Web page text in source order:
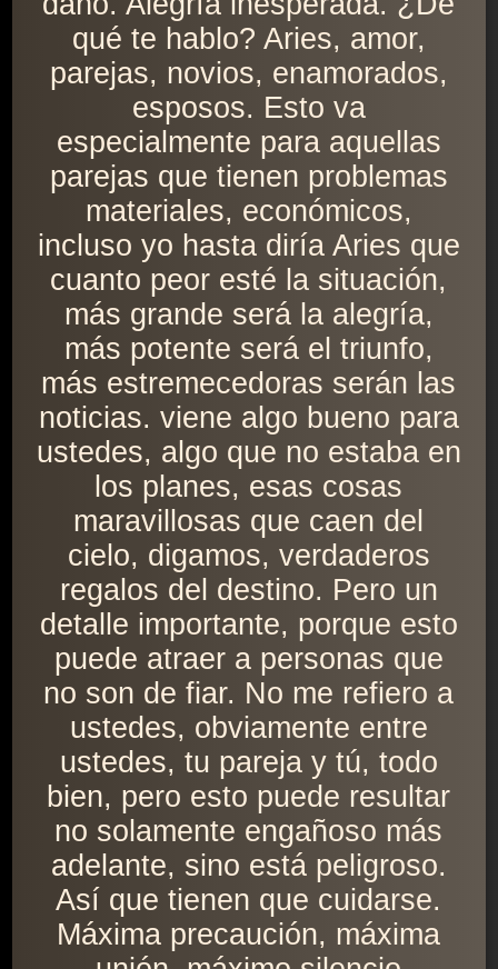
qué te hablo? Aries, amor,
parejas, novios, enamorados,
esposos. Esto va
especialmente para aquellas
parejas que tienen problemas
materiales, económicos,
incluso yo hasta diría Aries que
cuanto peor esté la situación,
más grande será la alegría,
más potente será el triunfo,
más estremecedoras serán las
noticias. viene algo bueno para
ustedes, algo que no estaba en
los planes, esas cosas
maravillosas que caen del
cielo, digamos, verdaderos
regalos del destino. Pero un
detalle importante, porque esto
puede atraer a personas que
no son de fiar. No me refiero a
ustedes, obviamente entre
ustedes, tu pareja y tú, todo
bien, pero esto puede resultar
no solamente engañoso más
adelante, sino está peligroso.
Así que tienen que cuidarse.
Máxima precaución, máxima